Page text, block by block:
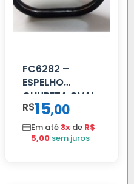
FC6282 –
ESPELHO
CHUPETA OVAL
R$15,00
Em até3x de R$
5,00 sem juros